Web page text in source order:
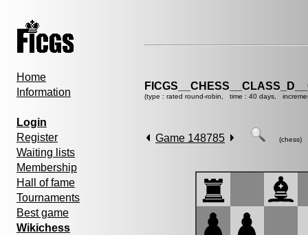
Home
Information
Login
Register
Waiting lists
Membership
Hall of fame
Tournaments
Best game
Wikichess
(type : rated round-robin, time : 40 days,
Game 148785 (chess)